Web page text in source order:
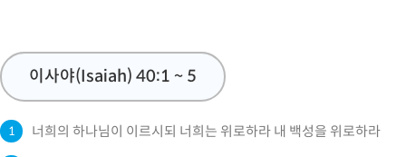
이사야(Isaiah) 40:1 ~ 5
1 너희의 하나님이 이르시되 너희는 위로하라 내 백성을 위로하라